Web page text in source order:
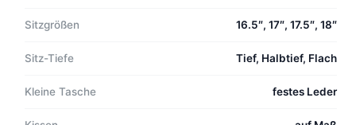
Sitzgrößen 16.5″, 17″, 17.5″, 18″
Sitz-Tiefe Tief, Halbtief, Flach
Kleine Tasche festes Leder